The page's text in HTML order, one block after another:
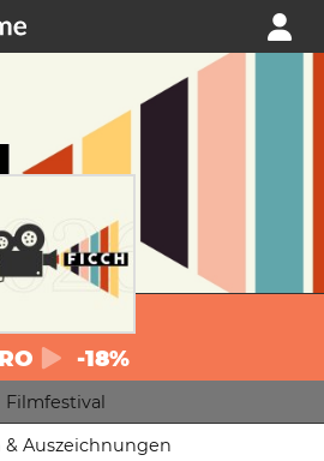
-18%
Filmfestival
& Auszeichnungen